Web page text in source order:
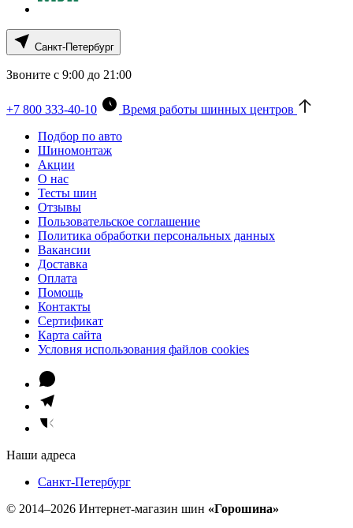
Санкт-Петербург
Звоните с 9:00 до 21:00
+7 800 333-40-10
Время работы шинных центров
Подбор по авто
Шиномонтаж
Акции
О нас
Тесты шин
Отзывы
Пользовательское соглашение
Политика обработки персональных данных
Вакансии
Доставка
Оплата
Помощь
Контакты
Сертификат
Карта сайта
Условия использования файлов cookies
Наши адреса
Санкт-Петербург
© 2014–2026 Интернет-магазин шин «Горошина»